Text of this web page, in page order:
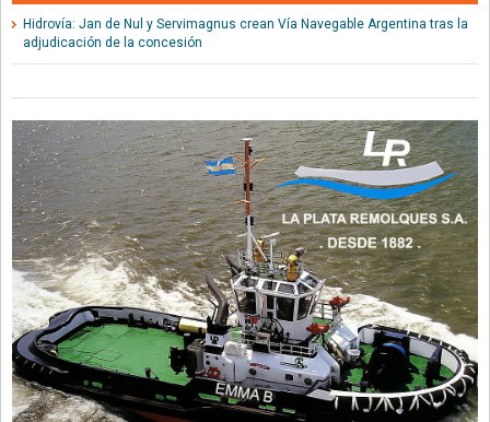
Hidrovía: Jan de Nul y Servimagnus crean Vía Navegable Argentina tras la
adjudicación de la concesión